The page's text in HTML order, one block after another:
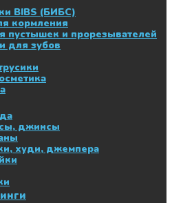
BIBS (БИБС)
кормления
пустышек и прорезывателей
для зубов
джинсы
худи, джемпера